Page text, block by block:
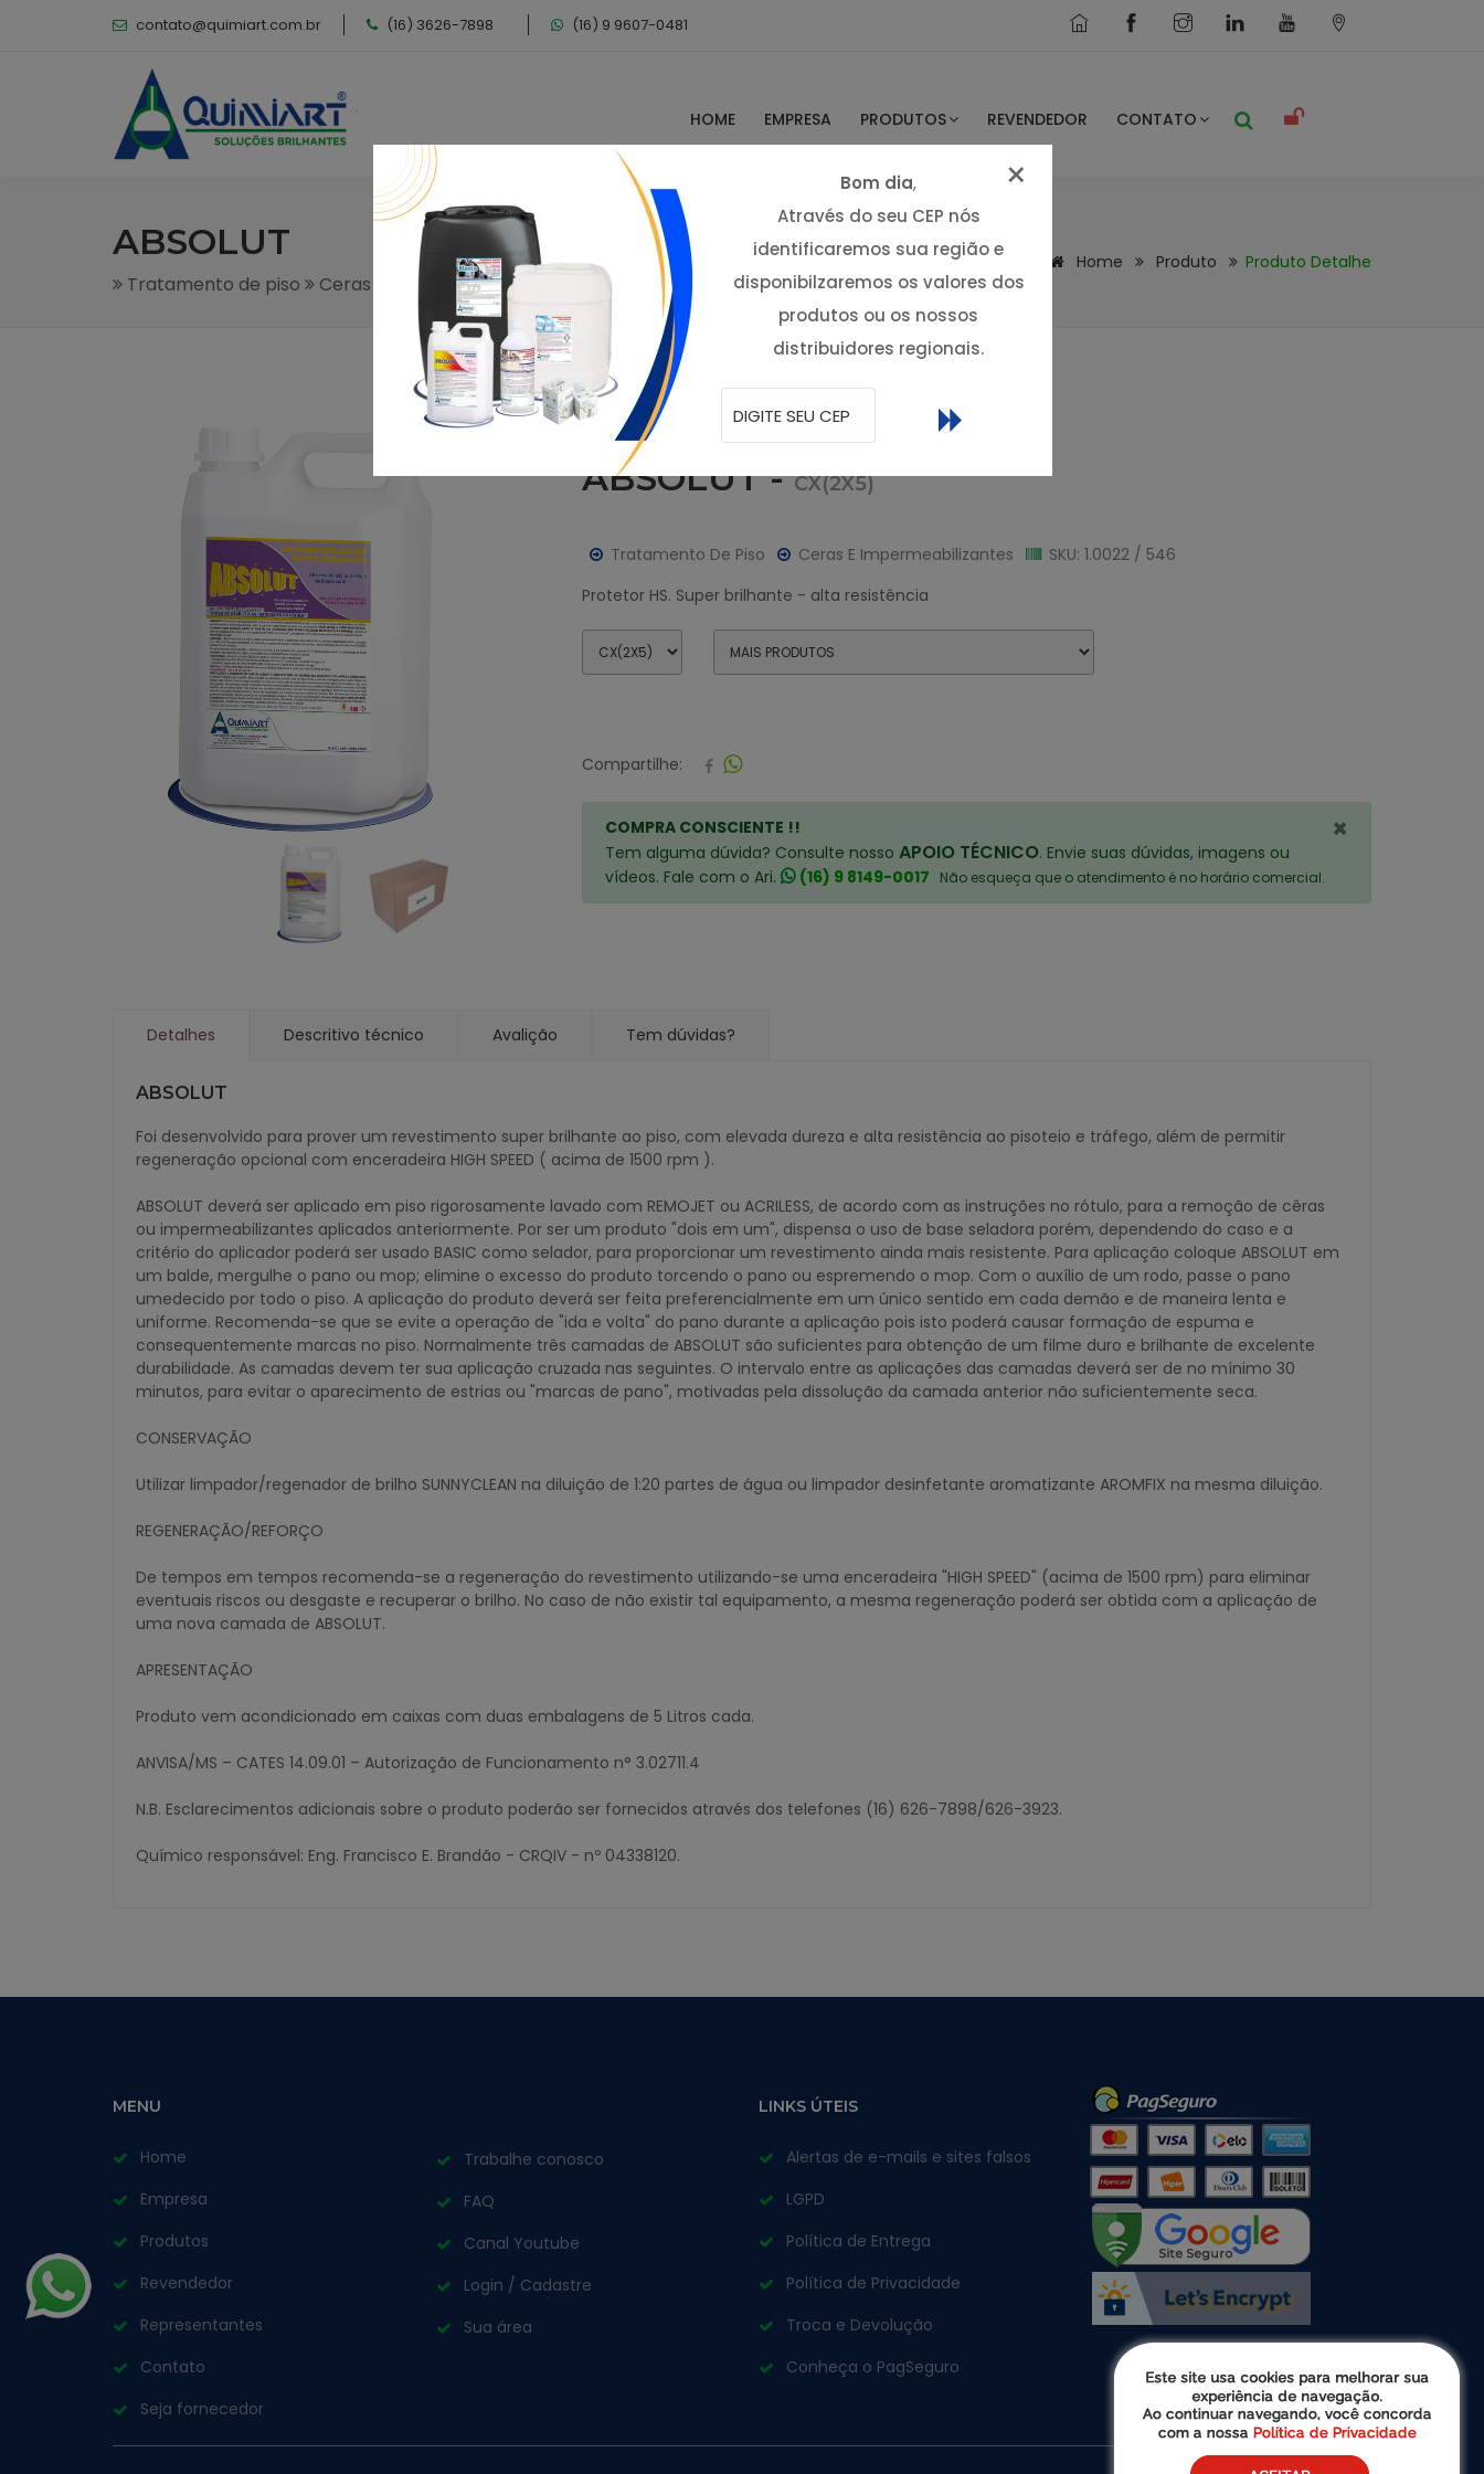
contato@quimiart.com.br (16) 3626-7898 (16) 9 9607-0481
HOME EMPRESA PRODUTOS REVENDEDOR CONTATO
ABSOLUT
Tratamento de piso Ceras e Impermeabilizantes
Home Produto Produto Detalhe
×
Bom dia,
Através do seu CEP nós
identificaremos sua região e
disponibilzaremos os valores dos
produtos ou os nossos
distribuidores regionais.
ABSOLUT -CX(2X5)
Tratamento De Piso Ceras E Impermeabilizantes
SKU: 1.0022 / 546
Protetor HS. Super brilhante - alta resistência
Compartilhe:
×
COMPRA CONSCIENTE !!
Tem alguma dúvida? Consulte nosso APOIO TÉCNICO. Envie suas dúvidas, imagens ou
vídeos. Fale com o Ari.
(16) 9 8149-0017 Não esqueça que o atendimento é no horário comercial.
Detalhes Descritivo técnico Avalição Tem dúvidas?
ABSOLUT
Foi desenvolvido para prover um revestimento super brilhante ao piso, com elevada dureza e alta resistência ao pisoteio e tráfego, além de permitir
regeneração opcional com enceradeira HIGH SPEED ( acima de 1500 rpm ).
ABSOLUT deverá ser aplicado em piso rigorosamente lavado com REMOJET ou ACRILESS, de acordo com as instruções no rótulo, para a remoção de cêras
ou impermeabilizantes aplicados anteriormente. Por ser um produto "dois em um", dispensa o uso de base seladora porém, dependendo do caso e a
critério do aplicador poderá ser usado BASIC como selador, para proporcionar um revestimento ainda mais resistente. Para aplicação coloque ABSOLUT em
um balde, mergulhe o pano ou mop; elimine o excesso do produto torcendo o pano ou espremendo o mop. Com o auxílio de um rodo, passe o pano
umedecido por todo o piso. A aplicação do produto deverá ser feita preferencialmente em um único sentido em cada demão e de maneira lenta e
uniforme. Recomenda-se que se evite a operação de "ida e volta" do pano durante a aplicação pois isto poderá causar formação de espuma e
consequentemente marcas no piso. Normalmente três camadas de ABSOLUT são suficientes para obtenção de um filme duro e brilhante de excelente
durabilidade. As camadas devem ter sua aplicação cruzada nas seguintes. O intervalo entre as aplicações das camadas deverá ser de no mínimo 30
minutos, para evitar o aparecimento de estrias ou "marcas de pano", motivadas pela dissolução da camada anterior não suficientemente seca.
CONSERVAÇÃO
Utilizar limpador/regenador de brilho SUNNYCLEAN na diluição de 1:20 partes de água ou limpador desinfetante aromatizante AROMFIX na mesma diluição.
REGENERAÇÃO/REFORÇO
De tempos em tempos recomenda-se a regeneração do revestimento utilizando-se uma enceradeira "HIGH SPEED" (acima de 1500 rpm) para eliminar
eventuais riscos ou desgaste e recuperar o brilho. No caso de não existir tal equipamento, a mesma regeneração poderá ser obtida com a aplicação de
uma nova camada de ABSOLUT.
APRESENTAÇÃO
Produto vem acondicionado em caixas com duas embalagens de 5 Litros cada.
ANVISA/MS – CATES 14.09.01 – Autorização de Funcionamento n° 3.02711.4
N.B. Esclarecimentos adicionais sobre o produto poderão ser fornecidos através dos telefones (16) 626-7898/626-3923.
Químico responsável: Eng. Francisco E. Brandão - CRQIV - nº 04338120.
MENU
Home
Empresa
Produtos
Revendedor
Representantes
Contato
Seja fornecedor
Trabalhe conosco
FAQ
Canal Youtube
Login / Cadastre
Sua área
LINKS ÚTEIS
Alertas de e-mails e sites falsos
LGPD
Política de Entrega
Política de Privacidade
Troca e Devolução
Conheça o PagSeguro